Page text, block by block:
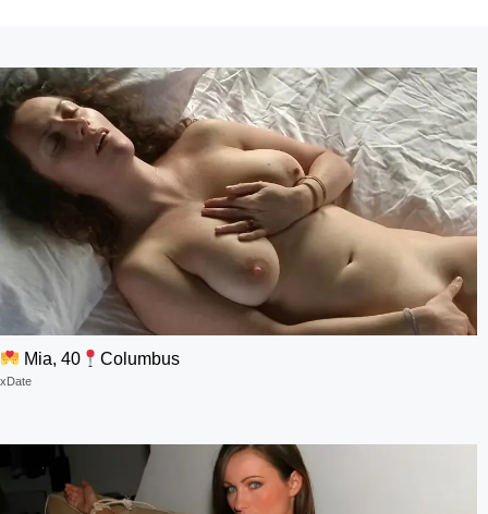
Mia, 40 Columbus
xDate